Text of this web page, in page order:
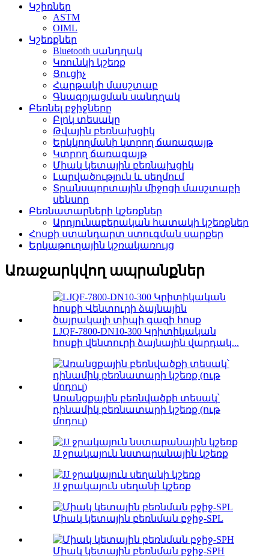
Կշիռներ
ASTM
OIML
Կշեռքներ
Bluetooth սանդղակ
Կռունկի կշեռք
Ցուցիչ
Հարթակի մասշտաբ
Գնագոյացման սանդղակ
Բեռնել բջիջները
Բլոկ տեսակը
Թվային բեռնախցիկ
Երկկողմանի կտրող ճառագայթ
Կտրող ճառագայթ
Միակ կետային բեռնախցիկ
Լարվածություն և սեղմում
Տրանսպորտային միջոցի մասշտաբի
սենսոր
Բեռնատարների կշեռքներ
Արդյունաբերական հատակի կշեռքներ
Հոսքի ստանդարտ ստուգման սարքեր
Երկաթուղային կշռակառույց
Առաջարկվող ապրանքներ
LJQF-7800-DN10-300 Կրիտիկական
հոսքի վենտուրի ձայնային վարդակ...
Առանցքային բեռնվածքի տեսակ՝
դինամիկ բեռնատարի կշեռք (ութ
մոդուլ)
JJ ջրակայուն նստարանային կշեռք
JJ ջրակայուն սեղանի կշեռք
Միակ կետային բեռնման բջիջ-SPL
Միակ կետային բեռնման բջիջ-SPH